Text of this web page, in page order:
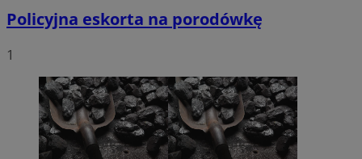
Policyjna eskorta na porodówkę
1